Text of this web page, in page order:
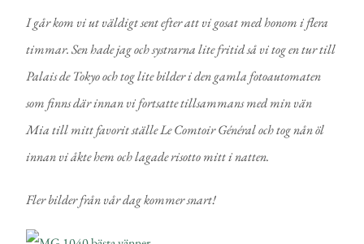
I går kom vi ut väldigt sent efter att vi gosat med honom i flera
timmar. Sen hade jag och systrarna lite fritid så vi tog en tur till
Palais de Tokyo och tog lite bilder i den gamla fotoautomaten
som finns där innan vi fortsatte tillsammans med min vän
Mia till mitt favorit ställe Le Comtoir Général och tog nån öl
innan vi åkte hem och lagade risotto mitt i natten.
Fler bilder från vår dag kommer snart!